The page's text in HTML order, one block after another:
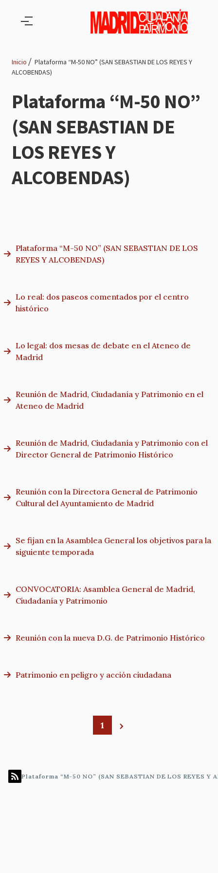
de
navegación
Inicio
Plataforma “M-50 NO” (SAN SEBASTIAN DE LOS REYES Y
ALCOBENDAS)
Plataforma “M-50 NO”
(SAN SEBASTIAN DE
LOS REYES Y
ALCOBENDAS)
Plataforma “M-50 NO” (SAN SEBASTIAN DE LOS
REYES Y ALCOBENDAS)
Lo real: dos paseos comentados por el centro
histórico
Lo legal: dos mesas de debate en el Ateneo de
Madrid
Reunión de Madrid, Ciudadanía y Patrimonio en el
Ateneo de Madrid
Reunión de Madrid, Ciudadanía y Patrimonio con el
Director General de Patrimonio Histórico
Reunión con la Directora General de Patrimonio
Cultural del Ayuntamiento de Madrid
Se fijan en la Asamblea General los objetivos para la
siguiente temporada
CONVOCATORIA: Asamblea General de Madrid,
Ciudadanía y Patrimonio
Reunión con la nueva D.G. de Patrimonio Histórico
Patrimonio en peligro y acción ciudadana
1
Plataforma “M-50 NO” (SAN SEBASTIAN DE LOS REYES Y